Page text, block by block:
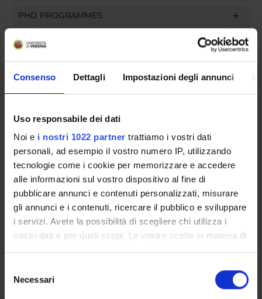
Consenso Dettagli Impostazioni degli annunci
Uso responsabile dei dati
Noi e i nostri 1022 partner trattiamo i vostri dati
personali, ad esempio il vostro numero IP, utilizzando
tecnologie come i cookie per memorizzare e accedere
alle informazioni sul vostro dispositivo al fine di
pubblicare annunci e contenuti personalizzati, misurare
gli annunci e i contenuti, ricercare il pubblico e sviluppare
i servizi. Avete la possibilità di scegliere chi utilizza i
vostri dati e per quali scopi. Le vostre scelte in materia di
modificare o revocare il proprio consenso in qualsiasi
momento dalla Dichiarazione sui cookie o facendo clic
delNecessari
PHD PROGRAMMES
RESEARCH FACILITIES
RESEARCH CENTRES
RESEARCH LABORATORIES
SPIN OFF AND COMPANIES
Contacts
People
Places
Calendar